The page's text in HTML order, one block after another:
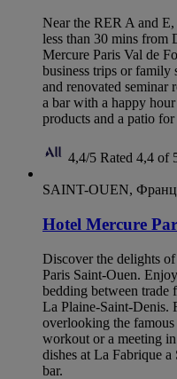
Near the RER A and
less than 30 mins from
Mercure Paris Val de
business trips or family
and renovated seminar
a bar with a happy
products and a patio
4,4/5 Rated 4,4 of
SAINT-OUEN,
Hotel Mercure
Discover the delights
Paris Saint-Ouen.
bedding between
La Plaine-Saint-Denis.
overlooking the
workout or a meeting
dishes at La Fabrique
bar.